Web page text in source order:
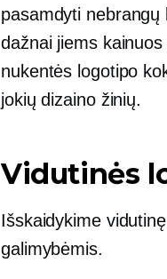
pasamdyti
dažnai jiems
nukentės logotipo
jokių dizaino žinių.
Vidutinės
Išskaidykime
galimybėmis.